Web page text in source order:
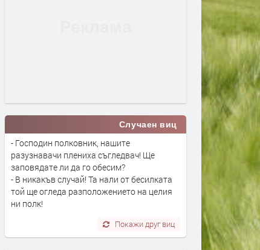
Случаен виц
- Господин полковник, нашите
разузнавачи плениха съгледвач! Ще
заповядате ли да го обесим?
- В никакъв случай! Та нали от бесилката
той ще огледа разположението на целия
ни полк!
Покажи друг виц